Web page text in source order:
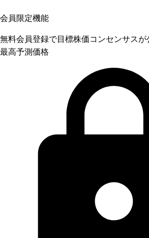
会員限定機能
無料会員登録で目標株価コンセンサスが
最高予測価格